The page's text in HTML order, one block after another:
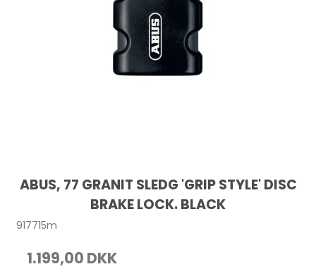
ABUS, 77 GRANIT SLEDG 'GRIP STYLE' DISC
BRAKE LOCK. BLACK
917715m
1.199,00 DKK